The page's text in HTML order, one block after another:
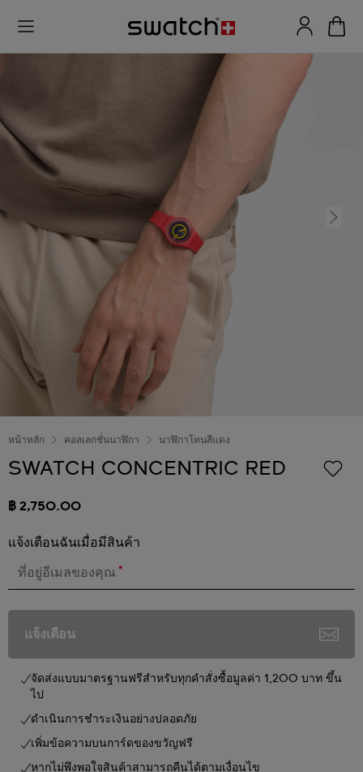
หน้าหลัก คอลเลกชั่นนาฬิกา นาฬิกาโทนสีแดง
SWATCH CONCENTRIC RED
฿ 2,750.00
แจ้งเตือนฉันเมื่อมีสินค้า
ที่อยู่อีเมลของคุณ *
แจ้งเตือน
จัดส่งแบบมาตรฐานฟรีสำหรับทุกคำสั่งซื้อมูลค่า 1,200 บาท ขึ้น
ไป
ดำเนินการชำระเงินอย่างปลอดภัย
เพิ่มข้อความบนการ์ดของขวัญฟรี
หากไม่พึงพอใจสินค้าสามารถคืนได้ตามเงื่อนไข